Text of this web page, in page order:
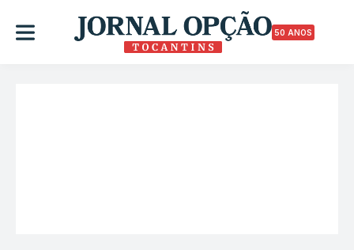
50 ANOS